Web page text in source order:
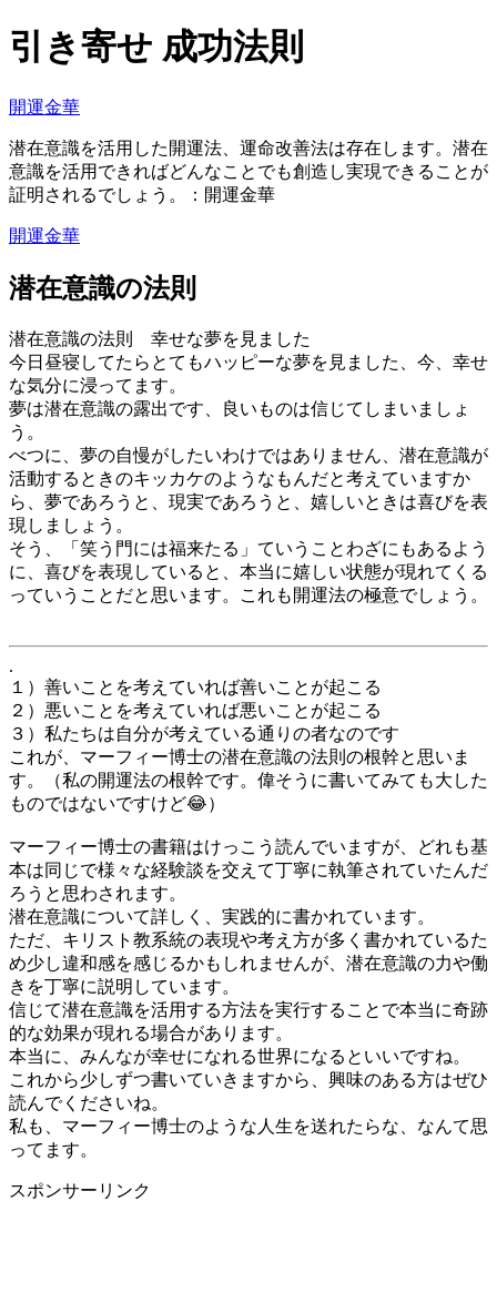
引き寄せ 成功法則
開運金華
潜在意識を活用した開運法、運命改善法は存在します。潜在
意識を活用できればどんなことでも創造し実現できることが
証明されるでしょう。：開運金華
開運金華
潜在意識の法則
潜在意識の法則 幸せな夢を見ました
今日昼寝してたらとてもハッピーな夢を見ました、今、幸せ
な気分に浸ってます。
夢は潜在意識の露出です、良いものは信じてしまいましょ
う。
べつに、夢の自慢がしたいわけではありません、潜在意識が
活動するときのキッカケのようなもんだと考えていますか
ら、夢であろうと、現実であろうと、嬉しいときは喜びを表
現しましょう。
そう、「笑う門には福来たる」ていうことわざにもあるよう
に、喜びを表現していると、本当に嬉しい状態が現れてくる
っていうことだと思います。これも開運法の極意でしょう。
.
１）善いことを考えていれば善いことが起こる
２）悪いことを考えていれば悪いことが起こる
３）私たちは自分が考えている通りの者なのです
これが、マーフィー博士の潜在意識の法則の根幹と思いま
す。（私の開運法の根幹です。偉そうに書いてみても大した
ものではないですけど😂）
マーフィー博士の書籍はけっこう読んでいますが、どれも基
本は同じで様々な経験談を交えて丁寧に執筆されていたんだ
ろうと思わされます。
潜在意識について詳しく、実践的に書かれています。
ただ、キリスト教系統の表現や考え方が多く書かれているた
め少し違和感を感じるかもしれませんが、潜在意識の力や働
きを丁寧に説明しています。
信じて潜在意識を活用する方法を実行することで本当に奇跡
的な効果が現れる場合があります。
本当に、みんなが幸せになれる世界になるといいですね。
これから少しずつ書いていきますから、興味のある方はぜひ
読んでくださいね。
私も、マーフィー博士のような人生を送れたらな、なんて思
ってます。
スポンサーリンク